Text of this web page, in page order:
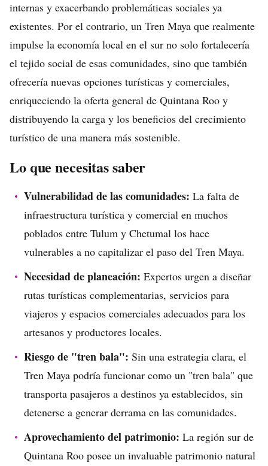
internas y exacerbando problemáticas sociales ya
existentes. Por el contrario, un Tren Maya que realmente
impulse la economía local en el sur no solo fortalecería
el tejido social de esas comunidades, sino que también
ofrecería nuevas opciones turísticas y comerciales,
enriqueciendo la oferta general de Quintana Roo y
distribuyendo la carga y los beneficios del crecimiento
turístico de una manera más sostenible.
Lo que necesitas saber
Vulnerabilidad de las comunidades: La falta de
infraestructura turística y comercial en muchos
poblados entre Tulum y Chetumal los hace
vulnerables a no capitalizar el paso del Tren Maya.
Necesidad de planeación: Expertos urgen a diseñar
rutas turísticas complementarias, servicios para
viajeros y espacios comerciales adecuados para los
artesanos y productores locales.
Riesgo de "tren bala": Sin una estrategia clara, el
Tren Maya podría funcionar como un "tren bala" que
transporta pasajeros a destinos ya establecidos, sin
detenerse a generar derrama en las comunidades.
Aprovechamiento del patrimonio: La región sur de
Quintana Roo posee un invaluable patrimonio natural